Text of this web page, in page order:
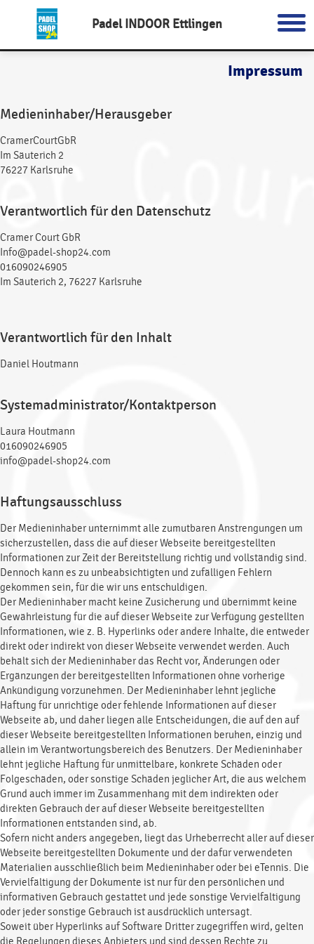
Padel INDOOR Ettlingen
Impressum
Medieninhaber/Herausgeber
CramerCourtGbR
Im Säuterich 2
76227 Karlsruhe
Verantwortlich für den Datenschutz
Cramer Court GbR
Info@padel-shop24.com
016090246905
Im Säuterich 2, 76227 Karlsruhe
Verantwortlich für den Inhalt
Daniel Houtmann
Systemadministrator/Kontaktperson
Laura Houtmann
016090246905
info@padel-shop24.com
Haftungsausschluss
Der Medieninhaber unternimmt alle zumutbaren Anstrengungen um
sicherzustellen, dass die auf dieser Webseite bereitgestellten
Informationen zur Zeit der Bereitstellung richtig und vollständig sind.
Dennoch kann es zu unbeabsichtigten und zufälligen Fehlern
gekommen sein, für die wir uns entschuldigen.
Der Medieninhaber macht keine Zusicherung und übernimmt keine
Gewährleistung für die auf dieser Webseite zur Verfügung gestellten
Informationen, wie z. B. Hyperlinks oder andere Inhalte, die entweder
direkt oder indirekt von dieser Webseite verwendet werden. Auch
behält sich der Medieninhaber das Recht vor, Änderungen oder
Ergänzungen der bereitgestellten Informationen ohne vorherige
Ankündigung vorzunehmen. Der Medieninhaber lehnt jegliche
Haftung für unrichtige oder fehlende Informationen auf dieser
Webseite ab, und daher liegen alle Entscheidungen, die auf den auf
dieser Webseite bereitgestellten Informationen beruhen, einzig und
allein im Verantwortungsbereich des Benutzers. Der Medieninhaber
lehnt jegliche Haftung für unmittelbare, konkrete Schäden oder
Folgeschäden, oder sonstige Schäden jeglicher Art, die aus welchem
Grund auch immer im Zusammenhang mit dem indirekten oder
direkten Gebrauch der auf dieser Webseite bereitgestellten
Informationen entstanden sind, ab.
Sofern nicht anders angegeben, liegt das Urheberrecht aller auf dieser
Webseite bereitgestellten Dokumente und der dafür verwendeten
Materialien ausschließlich beim Medieninhaber oder bei eTennis. Die
Vervielfältigung der Dokumente ist nur für den persönlichen und
informativen Gebrauch gestattet und jede sonstige Vervielfältigung
oder jeder sonstige Gebrauch ist ausdrücklich untersagt.
Soweit über Hyperlinks auf Software Dritter zugegriffen wird, gelten
die Regelungen dieses Anbieters und sind dessen Rechte zu